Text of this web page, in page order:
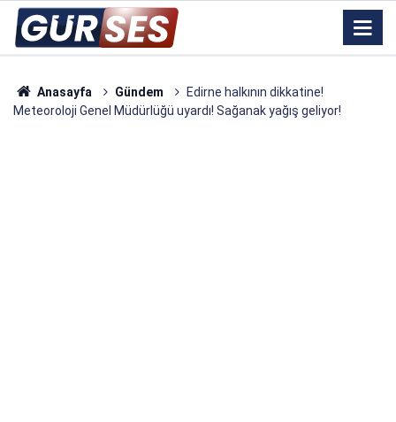
Anasayfa Gündem
Edirne halkının dikkatine!
Meteoroloji Genel Müdürlüğü uyardı! Sağanak yağış geliyor!